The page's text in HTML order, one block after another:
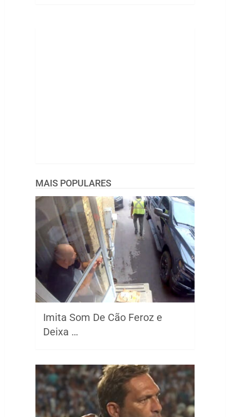
MAIS POPULARES
Imita Som De Cão Feroz e
Deixa …